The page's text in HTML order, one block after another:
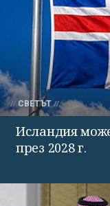
СВЕТЪТ
Исландия
през 2028 г.